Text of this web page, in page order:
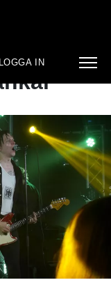
LOGGA IN